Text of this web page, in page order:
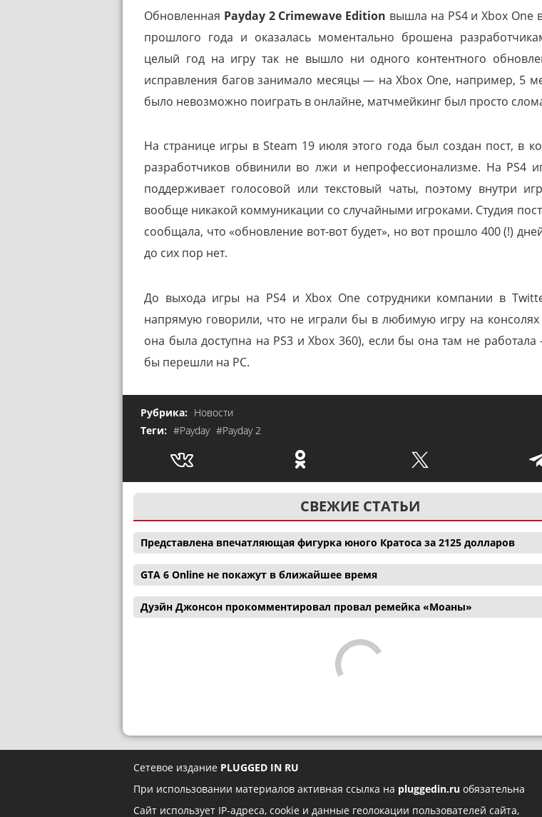
Обновленная Payday 2 Crimewave Edition вышла на PS4 и Xbox One
прошлого года и оказалась моментально брошена
целый год на игру так не вышло ни одного контентного
исправления багов занимало месяцы — на Xbox One, например, 5
было невозможно поиграть в онлайне, матчмейкинг был просто
На странице игры в Steam 19 июля этого года был создан пост, в
разработчиков обвинили во лжи и непрофессионализме. На PS4
поддерживает голосовой или текстовый чаты, поэтому внутри
вообще никакой коммуникации со случайными игроками. Студия
сообщала, что «обновление вот-вот будет», но вот прошло 400 (!)
до сих пор нет.
До выхода игры на PS4 и Xbox One сотрудники компании в
напрямую говорили, что не играли бы в любимую игру на консолях
она была доступна на PS3 и Xbox 360), если бы она там не
бы перешли на РС.
Рубрика: Новости
Теги: #Payday #Payday 2
СВЕЖИЕ СТАТЬИ
Представлена впечатляющая фигурка юного Кратоса за 2125 долларов
GTA 6 Online не покажут в ближайшее время
Дуэйн Джонсон прокомментировал провал ремейка «Моаны»
Сетевое издание PLUGGED IN RU
При использовании материалов активная ссылка на pluggedin.ru обязательна
Сайт использует IP-адреса, cookie и данные геолокации пользователей сайта,